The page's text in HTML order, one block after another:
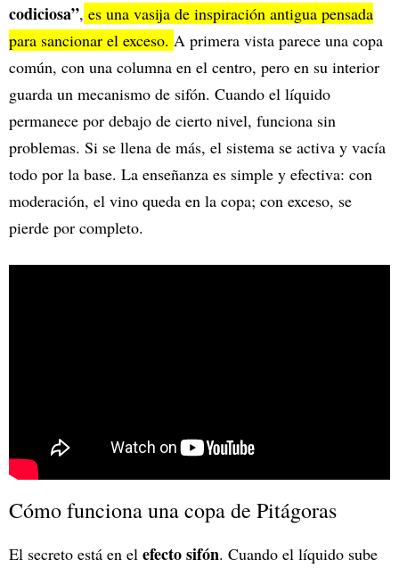
codiciosa”, es una vasija de inspiración antigua pensada
para sancionar el exceso. A primera vista parece una copa
común, con una columna en el centro, pero en su interior
guarda un mecanismo de sifón. Cuando el líquido
permanece por debajo de cierto nivel, funciona sin
problemas. Si se llena de más, el sistema se activa y vacía
todo por la base. La enseñanza es simple y efectiva: con
moderación, el vino queda en la copa; con exceso, se
pierde por completo.
Cómo funciona una copa de Pitágoras
El secreto está en el efecto sifón. Cuando el líquido sube